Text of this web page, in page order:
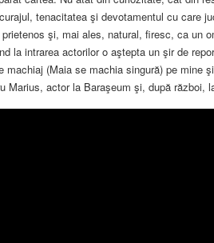
tenacitatea şi devotamentul cu care
şi, mai ales, natural, firesc, ca un
la intrarea actorilor o aştepta un şir de
machiaj (Maia se machia singură) pe mine
Marius, actor la Baraşeum şi, după război,